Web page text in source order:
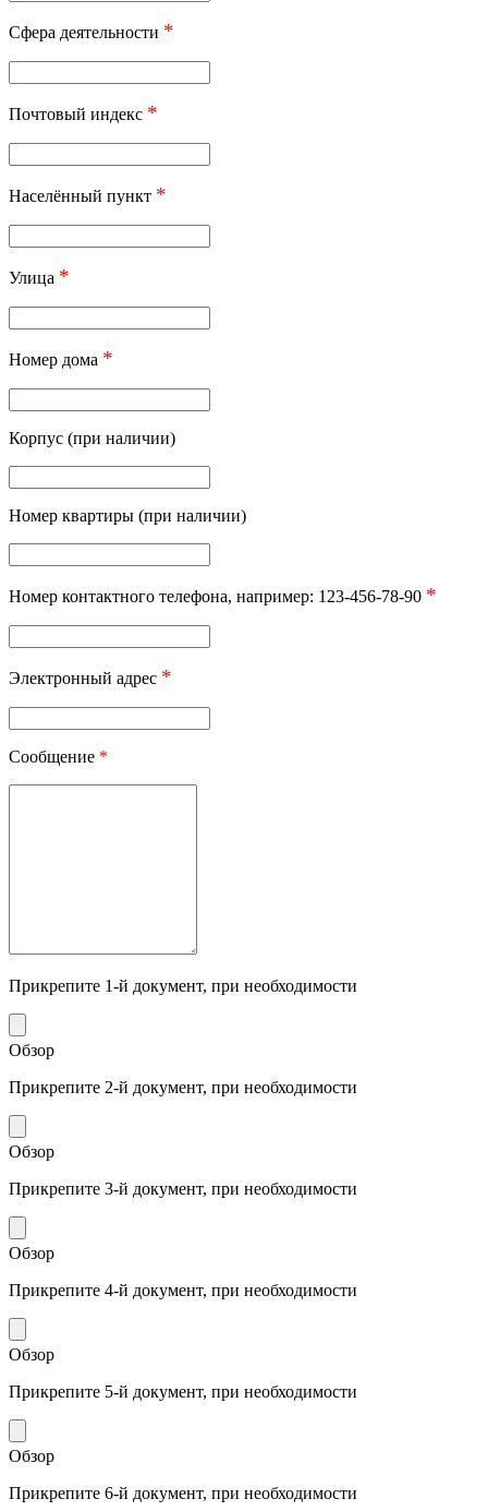
Сфера деятельности *
Почтовый индекс *
Населённый пункт *
Улица *
Номер дома *
Корпус (при наличии)
Номер квартиры (при наличии)
Номер контактного телефона, например: 123-456-78-90 *
Электронный адрес *
Сообщение *
Прикрепите 1-й документ, при необходимости
Обзор
Прикрепите 2-й документ, при необходимости
Обзор
Прикрепите 3-й документ, при необходимости
Обзор
Прикрепите 4-й документ, при необходимости
Обзор
Прикрепите 5-й документ, при необходимости
Обзор
Прикрепите 6-й документ, при необходимости